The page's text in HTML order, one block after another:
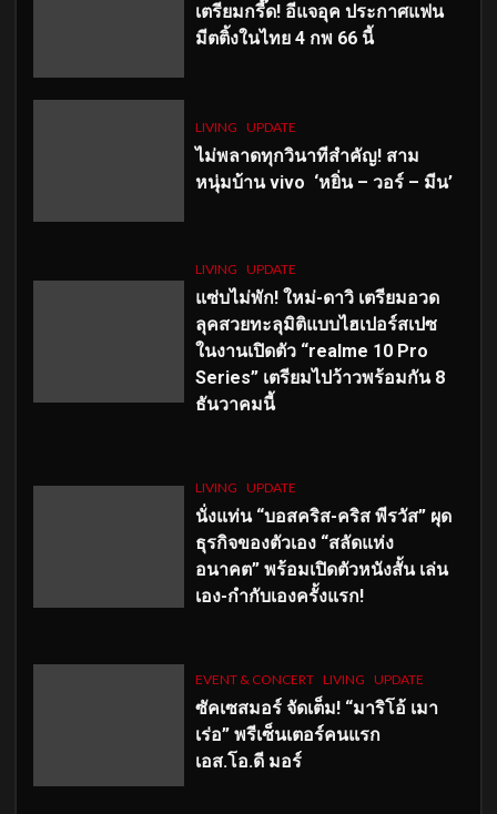
เตรียมกรี๊ด! อีแจอุค ประกาศแฟน
มีตติ้งในไทย 4 กพ 66 นี้
LIVING UPDATE
ไม่พลาดทุกวินาทีสำคัญ! สาม
หนุ่มบ้าน vivo ‘หยิ่น – วอร์ – มีน’
LIVING UPDATE
แซ่บไม่พัก! ใหม่-ดาวิ เตรียมอวด
ลุคสวยทะลุมิติแบบไฮเปอร์สเปซ
ในงานเปิดตัว “realme 10 Pro
Series” เตรียมไปว้าวพร้อมกัน 8
ธันวาคมนี้
LIVING UPDATE
นั่งแท่น “บอสคริส-คริส พีรวัส” ผุด
ธุรกิจของตัวเอง “สลัดแห่ง
อนาคต” พร้อมเปิดตัวหนังสั้น เล่น
เอง-กำกับเองครั้งแรก!
EVENT & CONCERT LIVING UPDATE
ซัคเซสมอร์ จัดเต็ม! “มาริโอ้ เมา
เร่อ” พรีเซ็นเตอร์คนแรก
เอส.โอ.ดี มอร์